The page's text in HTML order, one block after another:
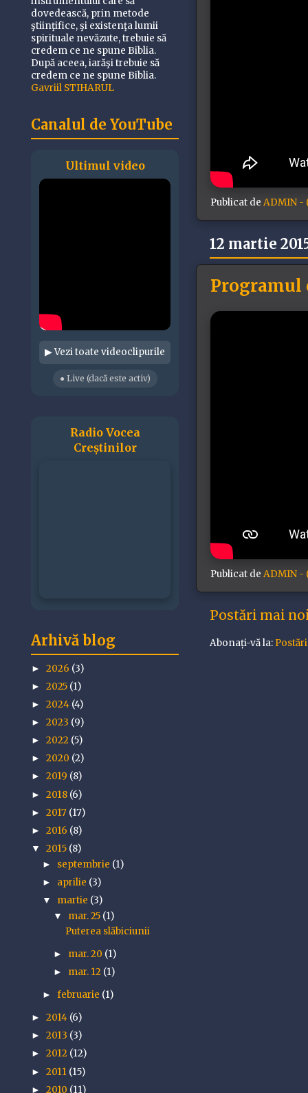
Publicat de ADMIN -
12 martie
Programul
Publicat de ADMIN -
Postări mai
Abonați-vă la:
dovedească, prin metode
ştiinţifice, şi existenţa lumii
spirituale nevăzute, trebuie să
credem ce ne spune Biblia.
După aceea, iarăşi trebuie să
credem ce ne spune Biblia.
Gavriil STIHARUL
Canalul de YouTube
Ultimul video
▶ Vezi toate videoclipurile
● Live (dacă este activ)
Radio Vocea
Creștinilor
Arhivă blog
► 2026 (3)
► 2025 (1)
► 2024 (4)
► 2023 (9)
► 2022 (5)
► 2020 (2)
► 2019 (8)
► 2018 (6)
► 2017 (17)
► 2016 (8)
▼ 2015 (8)
► septembrie (1)
► aprilie (3)
▼ martie (3)
▼ mar. 25 (1)
Puterea slăbiciunii
► mar. 20 (1)
► mar. 12 (1)
►februarie (1)
► 2014 (6)
► 2013 (3)
► 2012 (12)
► 2011 (15)
► 2010 (11)